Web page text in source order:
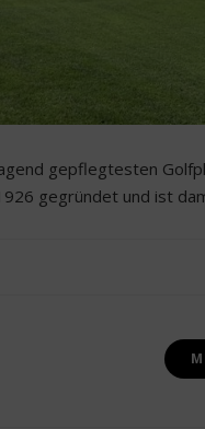
gepflegtesten
gegründet und ist